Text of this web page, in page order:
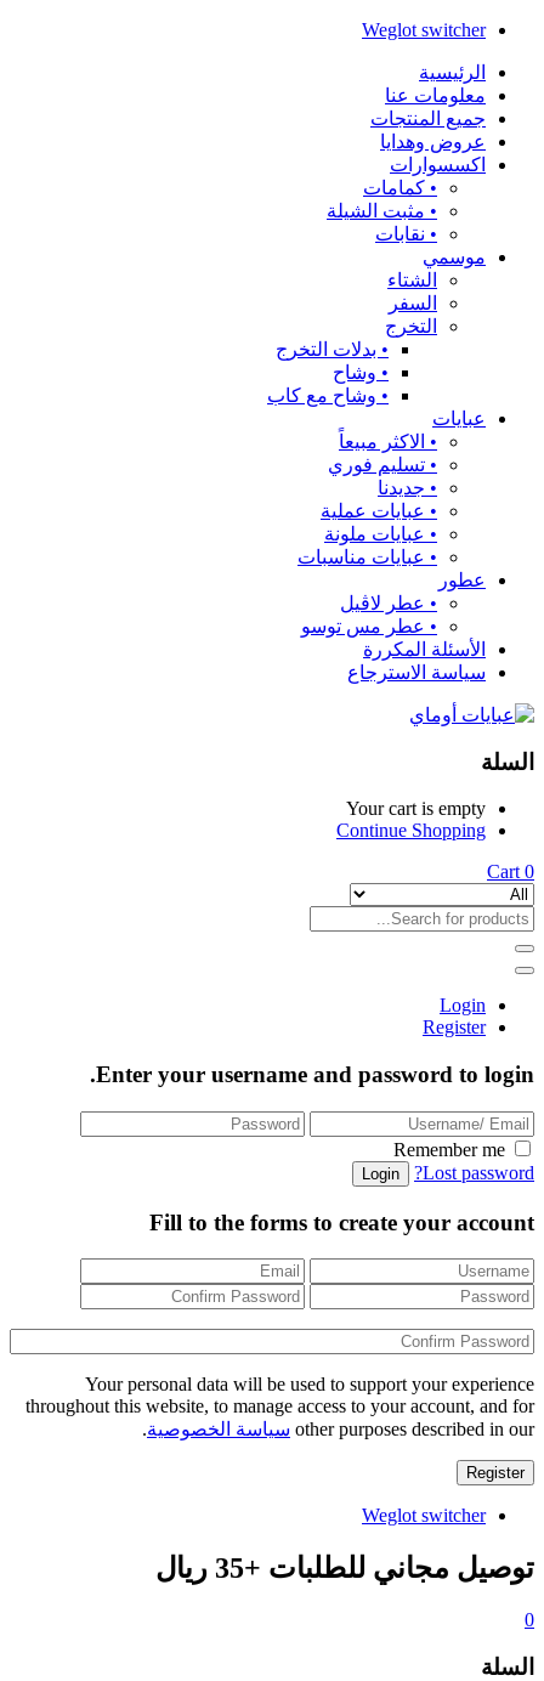
Weglot switcher
الرئيسية
معلومات عنا
جميع المنتجات
عروض وهدايا
اكسسوارات
•⁠ ⁠كمامات
•⁠ ⁠مثبت الشيلة
•⁠ ⁠نقابات
موسمي
الشتاء
السفر
التخرج
•⁠ ⁠بدلات التخرج
•⁠ ⁠وشاح
•⁠ ⁠وشاح مع كاب
عبايات
•⁠ ⁠الاكثر مبيعاً
•⁠ ⁠تسليم فوري
•⁠ ⁠جديدنا
•⁠ ⁠عبايات عملية
•⁠ ⁠عبايات ملونة
•⁠ ⁠عبايات مناسبات
عطور
•⁠ ⁠عطر لاڤيل
•⁠ ⁠عطر مس توسو
الأسئلة المكررة
سياسة الاسترجاع
السلة
Your cart is empty
Continue Shopping
0
Cart
Login
Register
Enter your username and password to login.
Remember me
Lost password?
Fill to the forms to create your account
Your personal data will be used to support your experience
throughout this website, to manage access to your account, and for
other purposes described in our سياسة الخصوصية.
Weglot switcher
توصيل مجاني للطلبات +35 ريال
0
السلة